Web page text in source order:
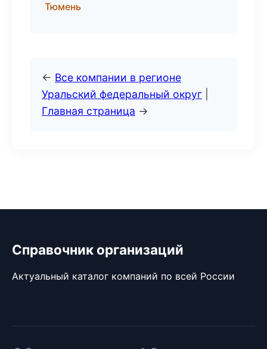
Тюмень
← Все компании в регионе
Уральский федеральный округ
Главная страница →
Справочник организаций
Актуальный каталог компаний по всей России